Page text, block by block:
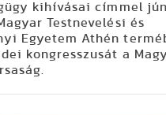
kihívásai címmel
Testnevelési és
Egyetem Athén
kongresszusát a